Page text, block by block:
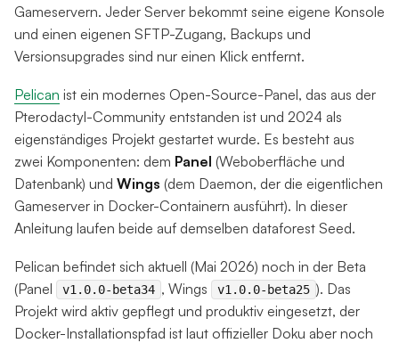
Gameservern. Jeder Server bekommt seine eigene Konsole
und einen eigenen SFTP-Zugang, Backups und
Versionsupgrades sind nur einen Klick entfernt.
Pelican ist ein modernes Open-Source-Panel, das aus der
Pterodactyl-Community entstanden ist und 2024 als
eigenständiges Projekt gestartet wurde. Es besteht aus
zwei Komponenten: dem Panel (Weboberfläche und
Datenbank) und Wings (dem Daemon, der die eigentlichen
Gameserver in Docker-Containern ausführt). In dieser
Anleitung laufen beide auf demselben dataforest Seed.
Pelican befindet sich aktuell (Mai 2026) noch in der Beta
(Panel
v1.0.0-beta34 , Wings v1.0.0-beta25 ). Das
Projekt wird aktiv gepflegt und produktiv eingesetzt, der
Docker-Installationspfad ist laut offizieller Doku aber noch